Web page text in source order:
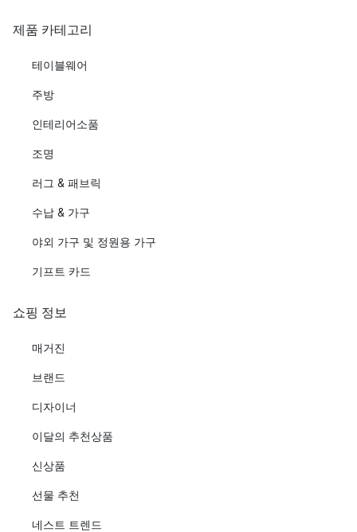
제품 카테고리
테이블웨어
주방
인테리어소품
조명
러그 & 패브릭
수납 & 가구
야외 가구 및 정원용 가구
기프트 카드
쇼핑 정보
매거진
브랜드
디자이너
이달의 추천상품
신상품
선물 추천
네스트 트렌드